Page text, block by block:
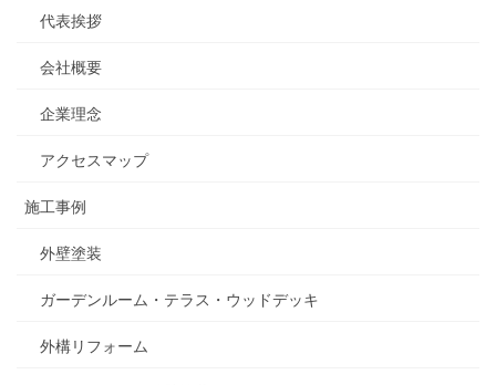
代表挨拶
会社概要
企業理念
アクセスマップ
施工事例
外壁塗装
ガーデンルーム・テラス・ウッドデッキ
外構リフォーム